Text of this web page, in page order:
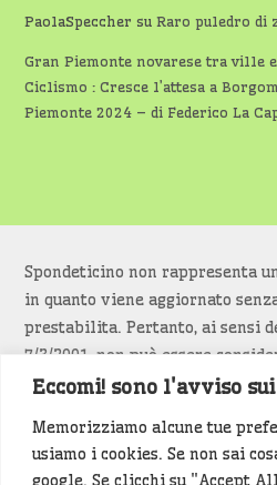
Eccomi! sono l'avviso
Memorizziamo alcune tue
usiamo i cookies. Se non sai
google. Se clicchi su "Accept
PaolaSpeccher suRaro puledro di
Gran Piemonte novarese tra ville
Ciclismo : Cresce l’attesa a
Piemonte 2024 – di Federico La
Spondeticino non rappresenta
in quanto viene aggiornato
prestabilita. Pertanto, ai sensi
7/3/2001, non può essere
editoriale.
Siamo attenti a non violare
d’immagine. Se un contenuto è